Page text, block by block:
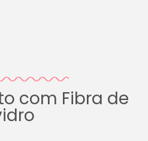
com Fibra de